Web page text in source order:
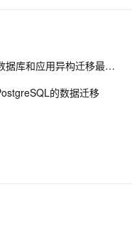
2.txt
PostgresChina2018_樊文凯_ORACLE数据库和应用异构迁移最佳实践
的数据迁移